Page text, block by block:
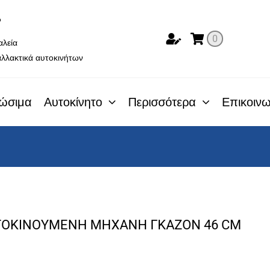
αυτοκινήτων
0
Αυτοκίνητο Περισσότερα
ΜΗΧΑΝΗ ΓΚΑΖΟΝ 46 CM